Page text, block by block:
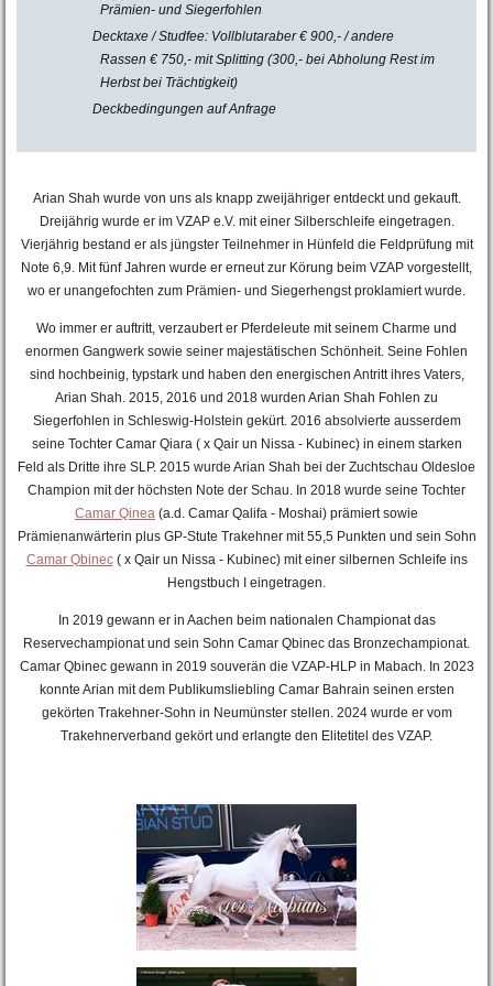
Prämien- und Siegerfohlen
Decktaxe / Studfee: Vollblutaraber € 900,- / andere
Rassen € 750,- mit Splitting (300,- bei Abholung Rest im
Herbst bei Trächtigkeit)
Deckbedingungen auf Anfrage
Arian Shah wurde von uns als knapp zweijähriger entdeckt und gekauft.
Dreijährig wurde er im VZAP e.V. mit einer Silberschleife eingetragen.
Vierjährig bestand er als jüngster Teilnehmer in Hünfeld die Feldprüfung mit
Note 6,9. Mit fünf Jahren wurde er erneut zur Körung beim VZAP vorgestellt,
wo er unangefochten zum Prämien- und Siegerhengst proklamiert wurde.
Wo immer er auftritt, verzaubert er Pferdeleute mit seinem Charme und
enormen Gangwerk sowie seiner majestätischen Schönheit. Seine Fohlen
sind hochbeinig, typstark und haben den energischen Antritt ihres Vaters,
Arian Shah. 2015, 2016 und 2018 wurden Arian Shah Fohlen zu
Siegerfohlen in Schleswig-Holstein gekürt. 2016 absolvierte ausserdem
seine Tochter Camar Qiara ( x Qair un Nissa - Kubinec) in einem starken
Feld als Dritte ihre SLP. 2015 wurde Arian Shah bei der Zuchtschau Oldesloe
Champion mit der höchsten Note der Schau. In 2018 wurde seine Tochter
Camar Qinea (a.d. Camar Qalifa - Moshai) prämiert sowie
Prämienanwärterin plus GP-Stute Trakehner mit 55,5 Punkten und sein Sohn
Camar Qbinec( x Qair un Nissa - Kubinec) mit einer silbernen Schleife ins
Hengstbuch I eingetragen.
In 2019 gewann er in Aachen beim nationalen Championat das
Reservechampionat und sein Sohn Camar Qbinec das Bronzechampionat.
Camar Qbinec gewann in 2019 souverän die VZAP-HLP in Mabach. In 2023
konnte Arian mit dem Publikumsliebling Camar Bahrain seinen ersten
gekörten Trakehner-Sohn in Neumünster stellen. 2024 wurde er vom
Trakehnerverband gekört und erlangte den Elitetitel des VZAP.